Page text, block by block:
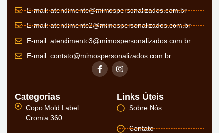
E-mail:atendimento@mimospersonalizados.com.br
E-mail:atendimento2@mimospersonalizados.com.br
E-mail:atendimento3@mimospersonalizados.com.br
E-mail: contato@mimospersonalizados.com.br
Categorias
Copo Mold Label
Cromia 360
Links Úteis
Sobre Nós
Contato